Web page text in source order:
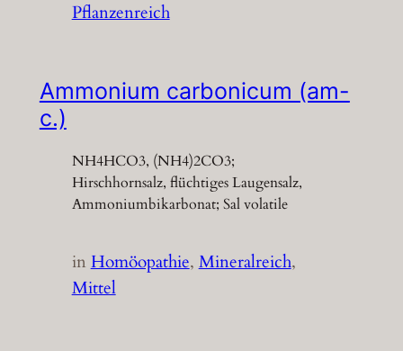
Pflanzenreich
Ammonium carbonicum (am-
c.)
NH4HCO3, (NH4)2CO3;
Hirschhornsalz, flüchtiges Laugensalz,
Ammoniumbikarbonat; Sal volatile
inHomöopathie, Mineralreich
Mittel